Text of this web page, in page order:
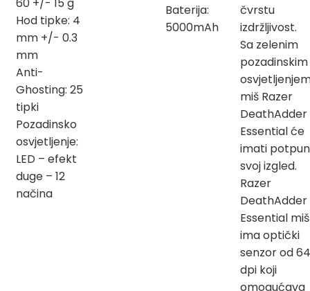
Hod tipke: 4
mm +/- 0.3
mm
Anti-
Ghosting: 25
tipki
Pozadinsko
osvjetljenje:
LED – efekt
duge – 12
načina
Baterija:
5000mAh
čvrstu
izdržljivost.
Sa zelenim
pozadinskim
miš Razer
DeathAdder
Essential će
imati
svoj izgled.
Razer
DeathAdder
Essential miš
ima optički
senzor od
dpi koji
omogućava